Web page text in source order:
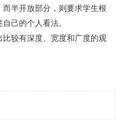
半开放部分，则要求学生根
己的个人看法。
较有深度、宽度和广度的观